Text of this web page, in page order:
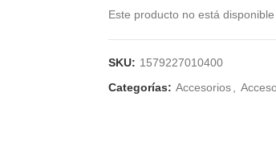
Este producto no está
SKU: 1579227010400
Categorías: Accesorios